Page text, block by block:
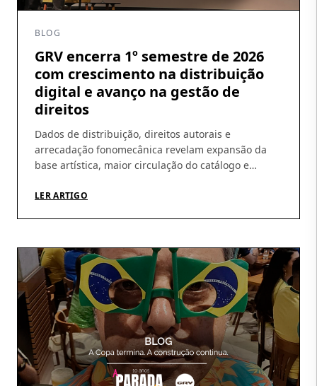
BLOG
GRV encerra 1º semestre de 2026
com crescimento na distribuição
digital e avanço na gestão de
direitos
Dados de distribuição, direitos autorais e
arrecadação fonomecânica revelam expansão da
base artística, maior circulação do catálogo e
primeiro semestre de 2026 ajudam a revelar um
fortalecimento […]
LER ARTIGO